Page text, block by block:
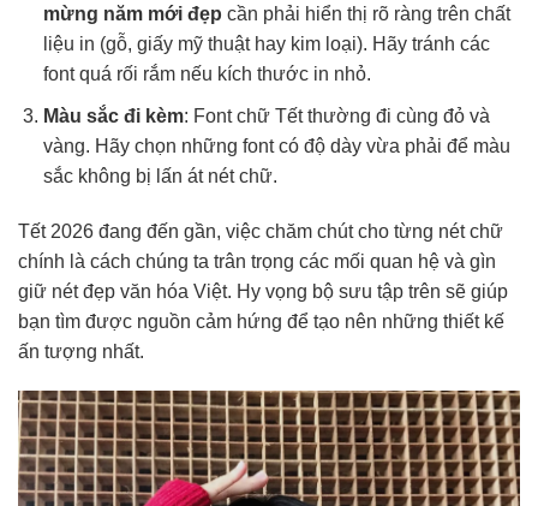
mừng năm mới đẹp cần phải hiển thị rõ ràng trên chất
liệu in (gỗ, giấy mỹ thuật hay kim loại). Hãy tránh các
font quá rối rắm nếu kích thước in nhỏ.
Màu sắc đi kèm: Font chữ Tết thường đi cùng đỏ và
vàng. Hãy chọn những font có độ dày vừa phải để màu
sắc không bị lấn át nét chữ.
Tết 2026 đang đến gần, việc chăm chút cho từng nét chữ
chính là cách chúng ta trân trọng các mối quan hệ và gìn
giữ nét đẹp văn hóa Việt. Hy vọng bộ sưu tập trên sẽ giúp
bạn tìm được nguồn cảm hứng để tạo nên những thiết kế
ấn tượng nhất.